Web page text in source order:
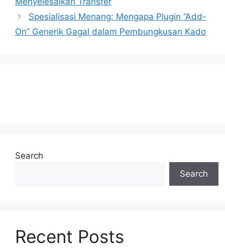
Spesialisasi Menang: Mengapa Plugin “Add-
On” Generik Gagal dalam Pembungkusan Kado
Search
Search
Recent Posts